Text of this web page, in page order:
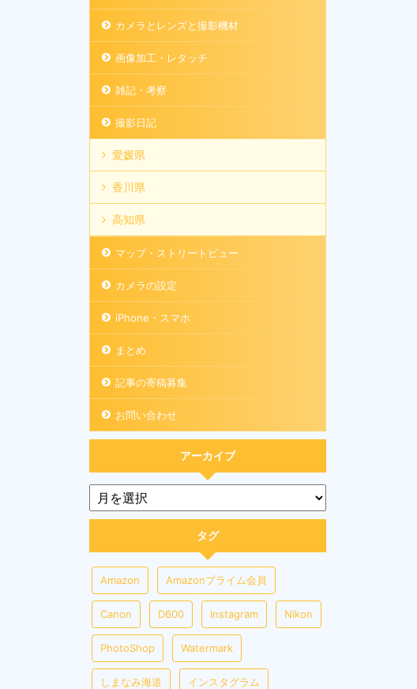
カメラとレンズと撮影機材
画像加工・レタッチ
雑記・考察
撮影日記
愛媛県
香川県
高知県
マップ・ストリートビュー
カメラの設定
iPhone・スマホ
まとめ
記事の寄稿募集
お問い合わせ
アーカイブ
タグ
Amazon Amazonプライム会員
Canon D600 Instagram Nikon
PhotoShop Watermark
しまなみ海道 インスタグラム